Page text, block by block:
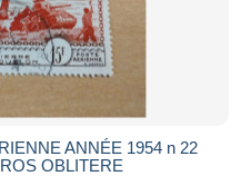
ANNÉE 1954 n 22
OBLITERE